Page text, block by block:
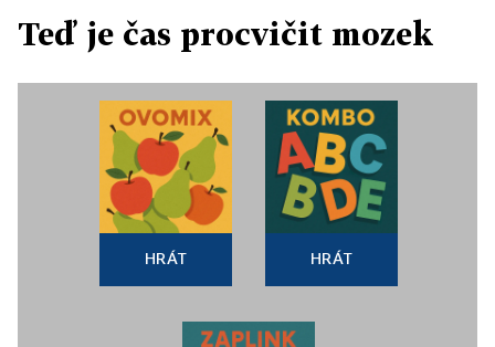
Teď je čas procvičit mozek
HRÁT HRÁT